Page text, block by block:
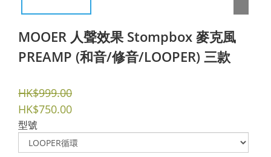
MOOER 人聲效果 Stompbox 麥克風
PREAMP (和音/修音/LOOPER) 三款
HK$999.00
HK$750.00
型號